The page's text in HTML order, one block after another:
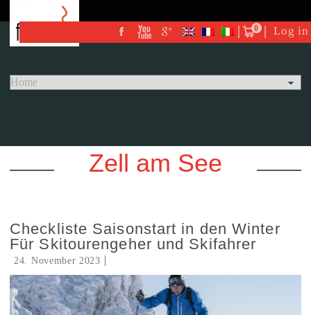
0 Log in
Zell am See
Checkliste Saisonstart in den Winter
Für Skitourengeher und Skifahrer
24. November 2023